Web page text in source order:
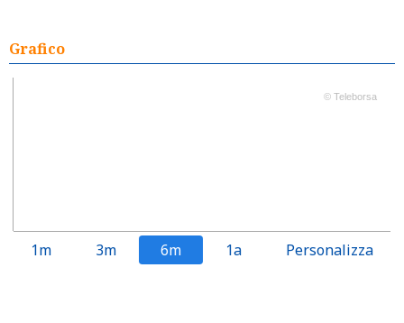
Grafico
© Teleborsa
1m 3m 6m 1a Personalizza